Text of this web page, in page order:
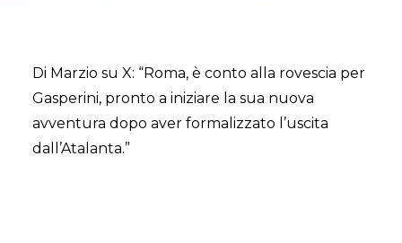
Di Marzio su X: “Roma, è conto alla rovescia per
Gasperini, pronto a iniziare la sua nuova
avventura dopo aver formalizzato l’uscita
dall’Atalanta.”